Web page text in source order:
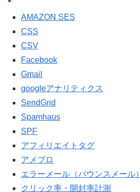
AMAZON SES
CSS
CSV
Facebook
Gmail
googleアナリティクス
SendGrid
Spamhaus
SPF
アフィリエイトタグ
アメブロ
エラーメール（バウンスメール）
クリック率・開封率計測